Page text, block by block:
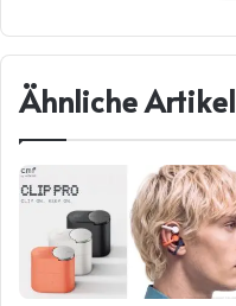
Ähnliche Artikel